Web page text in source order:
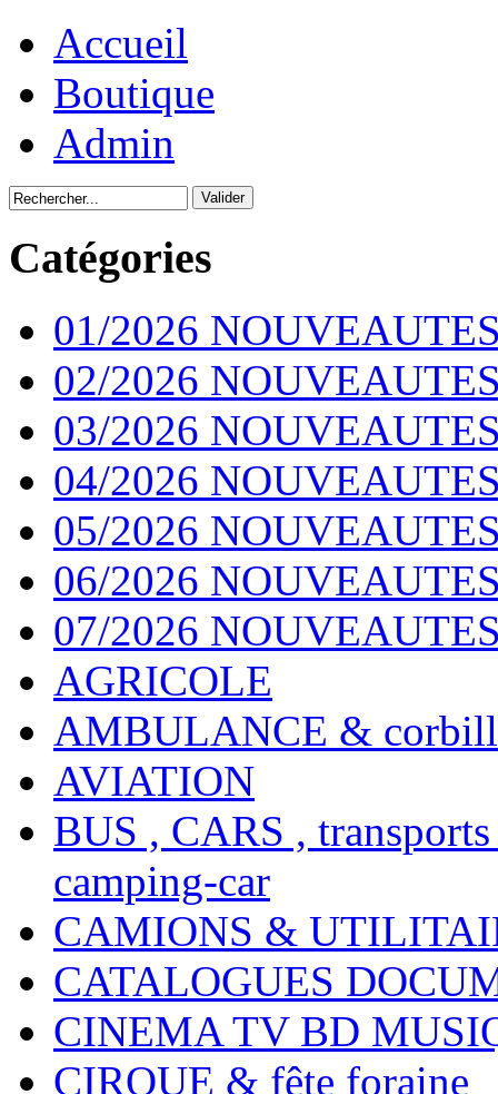
Accueil
Boutique
Admin
Catégories
01/2026
02/2026
03/2026
04/2026
05/2026
06/2026
07/2026
AGRICOLE
AMBULANCE &
AVIATION
BUS , CARS ,
camping-car
CAMIONS &
CATALOGUES
CINEMA TV BD
CIRQUE & fête foraine